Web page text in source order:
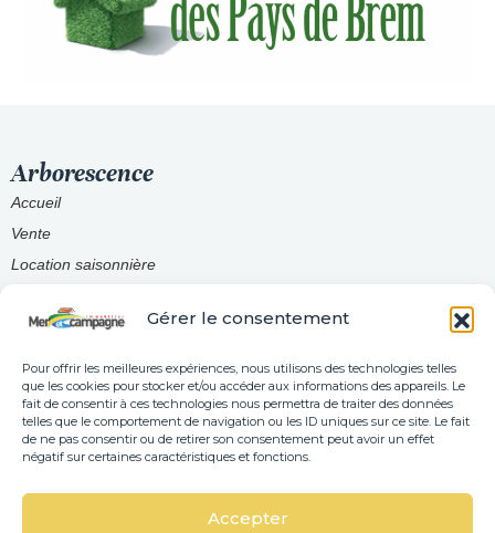
Gérer le consentement
Pour offrir les meilleures expériences, nous utilisons des technologies telles
que les cookies pour stocker et/ou accéder aux informations des appareils. Le
fait de consentir à ces technologies nous permettra de traiter des données
telles que le comportement de navigation ou les ID uniques sur ce site. Le fait
de ne pas consentir ou de retirer son consentement peut avoir un effet
négatif sur certaines caractéristiques et fonctions.
Accepter
Arborescence
Accueil
Vente
Location saisonnière
Contact
Coordonnées
02 51 90 16 86
1 Avenue de la Plage 85470 Brétignolles-sur-Mer